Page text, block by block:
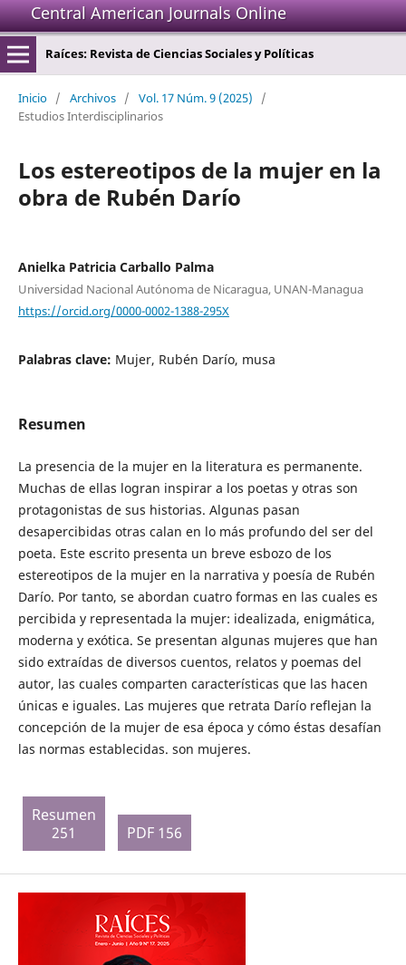
Central American Journals Online
Raíces: Revista de Ciencias Sociales y Políticas
Inicio / Archivos / Vol. 17 Núm. 9 (2025)
/
Estudios Interdisciplinarios
Los estereotipos de la mujer en la
obra de Rubén Darío
Anielka Patricia Carballo Palma
Universidad Nacional Autónoma de Nicaragua, UNAN-Managua
https://orcid.org/0000-0002-1388-295X
Palabras clave: Mujer, Rubén Darío, musa
Resumen
La presencia de la mujer en la literatura es permanente.
Muchas de ellas logran inspirar a los poetas y otras son
protagonistas de sus historias. Algunas pasan
desapercibidas otras calan en lo más profundo del ser del
poeta. Este escrito presenta un breve esbozo de los
estereotipos de la mujer en la narrativa y poesía de Rubén
Darío. Por tanto, se abordan cuatro formas en las cuales es
percibida y representada la mujer: idealizada, enigmática,
moderna y exótica. Se presentan algunas mujeres que han
sido extraídas de diversos cuentos, relatos y poemas del
autor, las cuales comparten características que las hacen
únicas e iguales. Las mujeres que retrata Darío reflejan la
concepción de la mujer de esa época y cómo éstas desafían
las normas establecidas. son mujeres.
Resumen
251
PDF 156